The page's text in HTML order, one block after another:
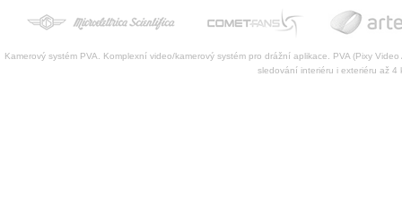
Kamerový systém PVA. Komplexní video/kamerový systém pro drážní aplikace. PVA (Pixy
sledování interiéru i exteriéru až 4